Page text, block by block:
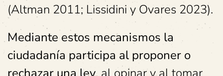
(Altman 2011; Lissidini y Ovares 2023).
Mediante estos mecanismos la
ciudadanía participa al proponer o